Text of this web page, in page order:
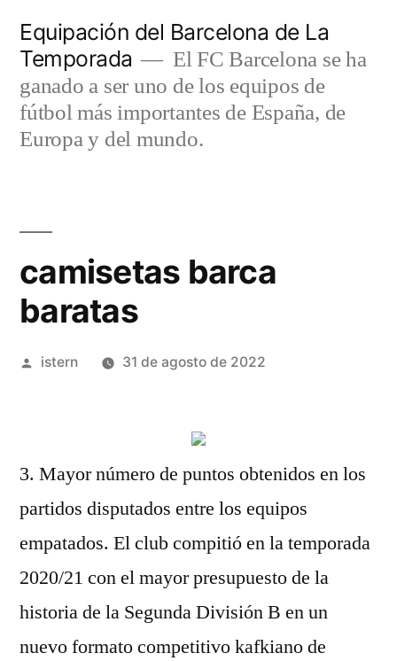
contenido
Equipación del Barcelona de La
Temporada
El FC Barcelona se ha
ganado a ser uno de los equipos de
fútbol más importantes de España, de
Europa y del mundo.
camisetas barca
baratas
Publicado
istern 31 de agosto de 2022
3. Mayor número de puntos obtenidos en los
partidos disputados entre los equipos
empatados. El club compitió en la temporada
2020/21 con el mayor presupuesto de la
historia de la Segunda División B en un
nuevo formato competitivo kafkiano de